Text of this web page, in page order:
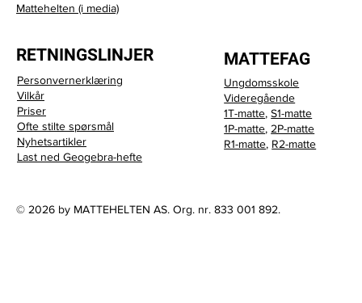
Mattehelten (i media)
RETNINGSLINJER
Personvernerklæring
Vilkår
Priser
Ofte stilte spørsmål
Nyhetsartikler
Last ned Geogebra-hefte
© 2026 by MATTEHELTEN AS. Org. nr. 833 001 892.
MATTEFAG
Ungdomsskole
Videregående
1T-matte,S1-matte
1P-matte,2P-matte
R1-matte, R2-matte